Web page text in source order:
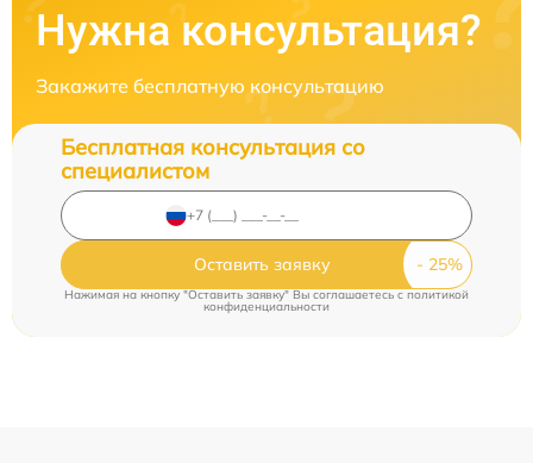
Нужна консультация?
Закажите бесплатную консультацию
Бесплатная консультация со
специалистом
Оставить заявку
Нажимая на кнопку "Оставить заявку" Вы соглашаетесь cполитикой
конфиденциальности